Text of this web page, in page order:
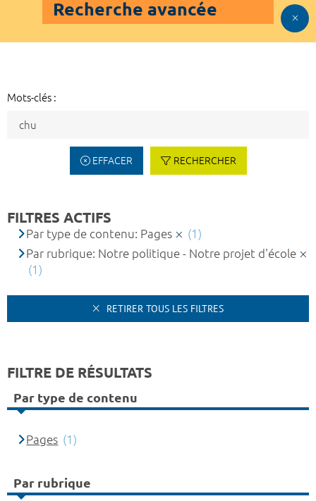
Recherche avancée
Mots-clés :
EFFACER RECHERCHER
FILTRES ACTIFS
Par type de contenu: Pages
(1)
Par rubrique: Notre politique - Notre projet d'école
(1)
RETIRER TOUS LES FILTRES
FILTRE DE RÉSULTATS
Par type de contenu
Pages (1)
Par rubrique